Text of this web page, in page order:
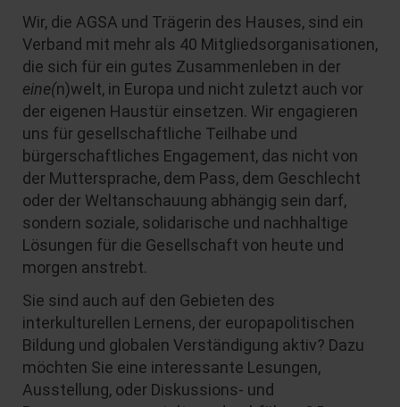
Wir, die AGSA und Trägerin des Hauses, sind ein
Verband mit mehr als 40 Mitgliedsorganisationen,
die sich für ein gutes Zusammenleben in der
eine(n)welt, in Europa und nicht zuletzt auch vor
der eigenen Haustür einsetzen. Wir engagieren
uns für gesellschaftliche Teilhabe und
bürgerschaftliches Engagement, das nicht von
der Muttersprache, dem Pass, dem Geschlecht
oder der Weltanschauung abhängig sein darf,
sondern soziale, solidarische und nachhaltige
Lösungen für die Gesellschaft von heute und
morgen anstrebt.
Sie sind auch auf den Gebieten des
interkulturellen Lernens, der europapolitischen
Bildung und globalen Verständigung aktiv? Dazu
möchten Sie eine interessante Lesungen,
Ausstellung, oder Diskussions- und